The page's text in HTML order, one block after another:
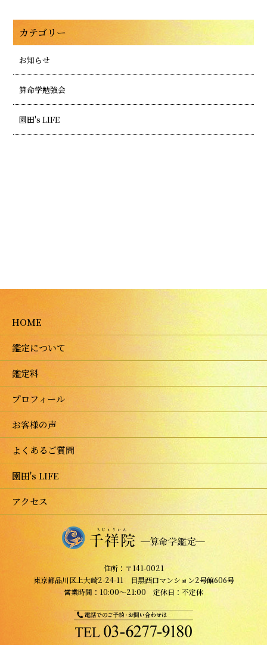
カテゴリー
お知らせ
算命学勉強会
園田's LIFE
HOME
鑑定について
鑑定料
プロフィール
お客様の声
よくあるご質問
園田's LIFE
アクセス
住所：〒141-0021
東京都品川区上大崎2-24-11 目黒西口マンション2号館606号
営業時間：10:00～21:00 定休日：不定休